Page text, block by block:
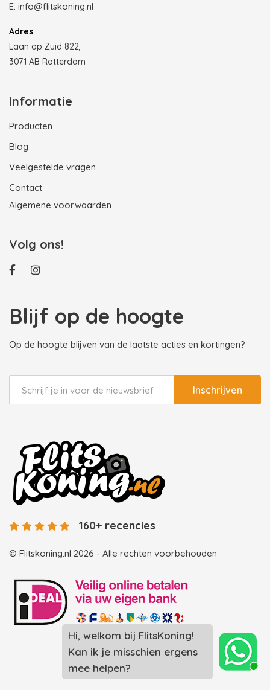
Hi, welkom bij FlitsKoning!
Kan ik je misschien ergens
mee helpen?
E: info@flitskoning.nl
Adres
Laan op Zuid 822,
3071 AB Rotterdam
Informatie
Producten
Blog
Veelgestelde vragen
Contact
Algemene voorwaarden
Volg ons!
Blijf op de hoogte
Op de hoogte blijven van de laatste acties en kortingen?
Inschrijven
© Flitskoning.nl 2026 - Alle rechten voorbehouden
160+ recencies
Landingspagina overzicht photobooths
Landingspagina overzicht videobooths
Photobooth huren in Spijkenisse